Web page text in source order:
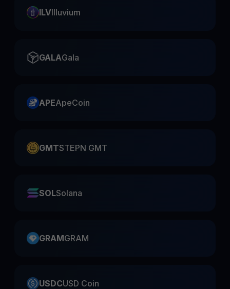
ILVIlluvium
GALAGala
APEApeCoin
GMTSTEPN GMT
SOLSolana
GRAMGRAM
USDCUSD Coin